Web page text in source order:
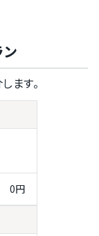
ます。
0円